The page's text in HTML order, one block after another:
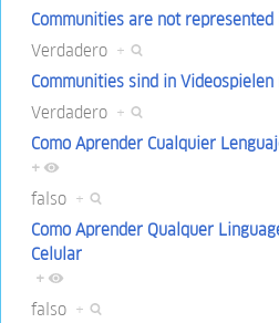
Communities are not
Verdadero +
Communities sind in
Verdadero +
Como Aprender Cualquier
+
falso +
Como Aprender Qualquer
Celular
+
falso +